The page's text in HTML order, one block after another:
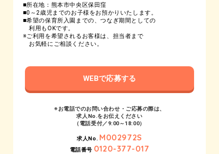
■所在地：熊本市中央区保田窪
■0～2歳児までのお子様をお預かりいたします。
■希望の保育所入園までの、つなぎ期間としての
利用もOKです。
※ご利用を希望されるお客様は、担当者まで
お気軽にご相談ください。
WEBで応募する
※お電話でのお問い合わせ・ご応募の際は、
求人No.をお伝えください
（電話受付／9:00～18:00）
求人No. M002972S
電話番号 0120-377-017